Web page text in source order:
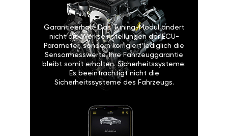
Garantieerhalt: Das Tuning-Modul ändert
nicht die Werkseinstellungen der ECU-
Parameter, sondern korrigiert lediglich die
Sensormesswerte. Ihre Fahrzeuggarantie
bleibt somit erhalten. Sicherheitssysteme:
Es beeinträchtigt nicht die
Sicherheitssysteme des Fahrzeugs.